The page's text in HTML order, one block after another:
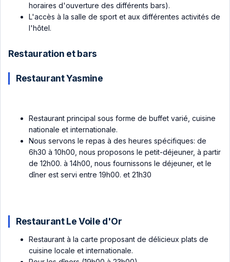
horaires d'ouverture des différents bars).
L'accès à la salle de sport et aux différentes activités de
l'hôtel.
Restauration et bars
Restaurant Yasmine
Restaurant principal sous forme de buffet varié, cuisine
nationale et internationale.
Nous servons le repas à des heures spécifiques: de
6h30 à 10h00, nous proposons le petit-déjeuner, à partir
de 12h00. à 14h00, nous fournissons le déjeuner, et le
dîner est servi entre 19h00. et 21h30
Restaurant Le Voile d'Or
Restaurant à la carte proposant de délicieux plats de
cuisine locale et internationale.